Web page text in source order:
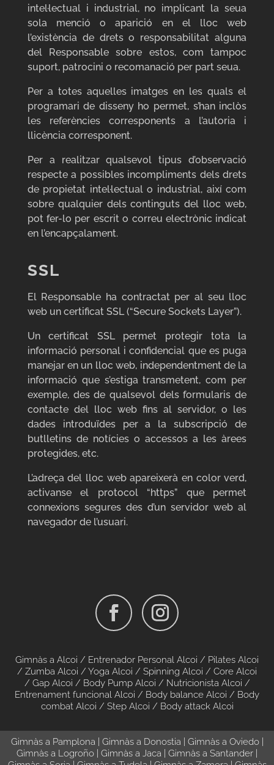
intel·lectual i industrial, no implicant la seua
sola menció o aparició en el lloc web
l’existència de drets o responsabilitat alguna
del Responsable sobre estos, com tampoc
suport, patrocini o recomanació per part seua.
Per a totes aquelles imatges en les quals el
programari de disseny ho permet, s’han inclòs
les referències corresponents a l’autoria i
llicència corresponent.
Per a realitzar qualsevol tipus d’observació
respecte a possibles incompliments dels drets
de propietat intel·lectual o industrial, així com
sobre qualquier dels continguts del lloc web,
pot fer-lo per escrit o correu electrònic indicat
en l’encapçalament.
SSL
El Responsable ha contractat per al seu lloc
web un certificat SSL (“Secure Sockets Layer”).
Un certificat SSL permet protegir tota la
informació personal i confidencial que es puga
manejar en un lloc web, independentment de la
informació que s’estiga transmetent, com per
exemple, des de qualsevol dels formularis de
contacte del lloc web fins al servidor, o les
dades introduïdes per a la subscripció de
butlletins de notícies o accessos a les àrees
protegides, etc.
L’adreça del lloc web apareixerà en color verd,
activanse el protocol “https” que permet
connexions segures des d’un servidor web al
navegador de l’usuari.
Gimnàs a Alcoi / Entrenador Personal Alcoi / Pilates Alcoi
/ Zumba Alcoi / Yoga Alcoi / Spinning Alcoi / Core Alcoi
/ Gap Alcoi / Body Pump Alcoi / Nutricionista Alcoi /
Entrenament funcional Alcoi / Body balance Alcoi / Body
combat Alcoi / Step Alcoi / Body attack Alcoi
Gimnàs a Pamplona| Gimnàs a Donostia| Gimnàs a Oviedo|
Gimnàs a Logroño
Gimnàs a Jaca Gimnàs a Santander